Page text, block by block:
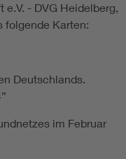
- DVG Heidelberg,
folgende Karten:
Deutschlands.
im Februar